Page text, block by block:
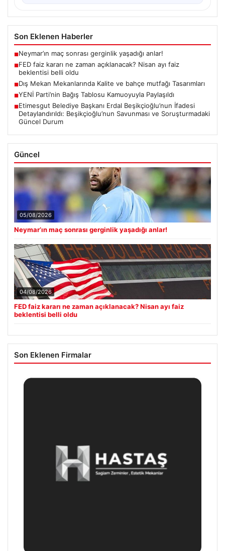
Son Eklenen Haberler
■Neymar’ın maç sonrası gerginlik yaşadığı anlar!
■FED faiz kararı ne zaman açıklanacak? Nisan ayı faiz
beklentisi belli oldu
■Dış Mekan Mekanlarında Kalite ve bahçe mutfağı Tasarımları
■YENİ Parti’nin Bağış Tablosu Kamuoyuyla Paylaşıldı
■Etimesgut Belediye Başkanı Erdal Beşikçioğlu’nun İfadesi
Detaylandırıldı: Beşikçioğlu’nun Savunması ve Soruşturmadaki
Güncel Durum
Güncel
05/08/2026
Neymar’ın maç sonrası gerginlik yaşadığı anlar!
04/08/2026
FED faiz kararı ne zaman açıklanacak? Nisan ayı faiz
beklentisi belli oldu
Son Eklenen Firmalar